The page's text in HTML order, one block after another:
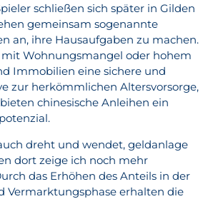
schließen sich später in Gilden
gemeinsam sogenannte
an, ihre Hausaufgaben zu machen.
mit Wohnungsmangel oder hohem
Immobilien eine sichere und
zur herkömmlichen Altersvorsorge,
chinesische Anleihen ein
dreht und wendet, geldanlage
dort zeige ich noch mehr
das Erhöhen des Anteils in der
Vermarktungsphase erhalten die